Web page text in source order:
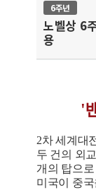
6주년
노벨상 6
용
'
2차 세계대
두 건의 외
개의 탑으
미국이 중